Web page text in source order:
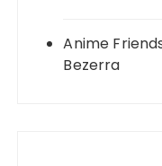
Anime
Bezerra